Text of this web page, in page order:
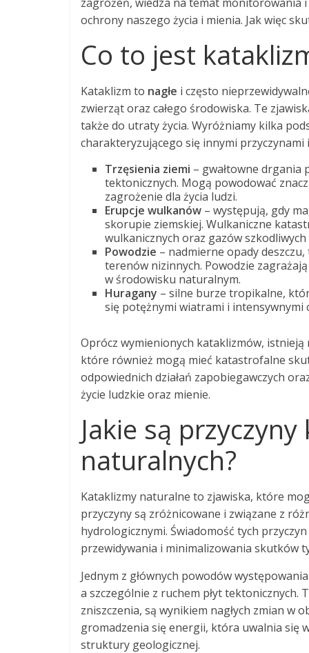
ochrony naszego życia i mienia. Jak więc
Co to jest
Kataklizm to nagłe i często
zwierząt oraz całego środowiska. Te
także do utraty życia. Wyróżniamy kilka
charakteryzującego się innymi przyczynami
Trzęsienia ziemi – gwałtowne drgania
tektonicznych. Mogą powodować
zagrożenie dla życia ludzi.
Erupcje wulkanów – występują, gdy
skorupie ziemskiej. Wulkaniczne
wulkanicznych oraz gazów
Powodzie – nadmierne opady
terenów nizinnych. Powodzie
w środowisku naturalnym.
Huragany – silne burze tropikalne,
się potężnymi wiatrami i intensywnymi
Oprócz wymienionych kataklizmów,
które również mogą mieć katastrofalne
odpowiednich działań zapobiegawczych
życie ludzkie oraz mienie.
Jakie są
naturalnych?
Kataklizmy naturalne to zjawiska, które
przyczyny są zróżnicowane i związane z
hydrologicznymi. Świadomość tych
przewidywania i minimalizowania skutków
Jednym z głównych powodów
a szczególnie z ruchem płyt
zniszczenia, są wynikiem nagłych zmian w
gromadzenia się energii, która uwalnia się
struktury geologicznej.